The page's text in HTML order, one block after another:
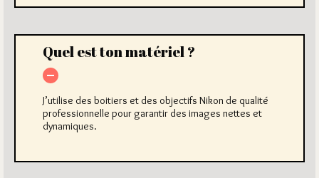
Quel est ton matériel ?
J’utilise des boitiers et des objectifs Nikon de qualité
professionnelle pour garantir des images nettes et
dynamiques.